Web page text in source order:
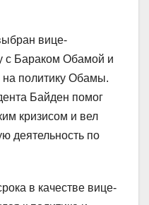
вице-
с Бараком Обамой и
на политику Обамы.
Байден помог
кризисом и вел
деятельность по
в качестве вице-